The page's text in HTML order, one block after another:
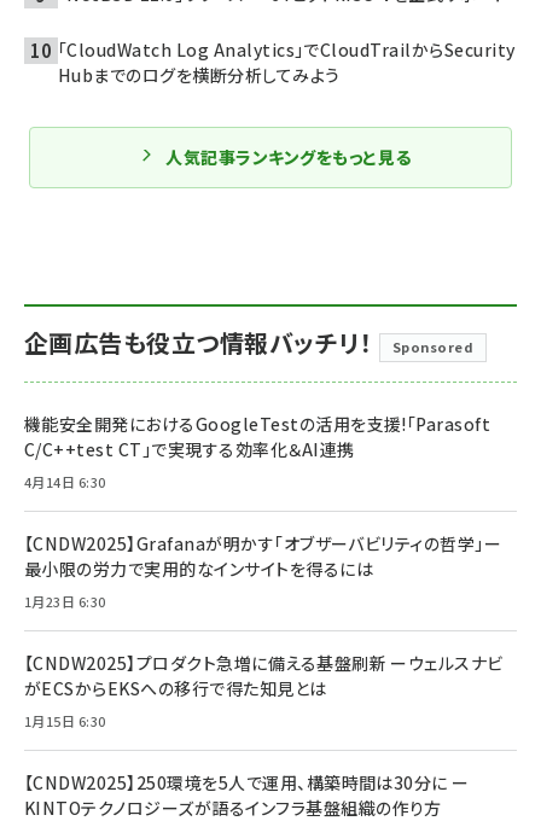
「CloudWatch Log Analytics」でCloudTrailからSecurity
Hubまでのログを横断分析してみよう
人気記事ランキングをもっと見る
企画広告も役立つ情報バッチリ！ Sponsored
機能安全開発におけるGoogleTestの活用を支援!「Parasoft
C/C++test CT」で実現する効率化＆AI連携
4月14日 6:30
【CNDW2025】Grafanaが明かす「オブザーバビリティの哲学」ー
最小限の労力で実用的なインサイトを得るには
1月23日 6:30
【CNDW2025】プロダクト急増に備える基盤刷新 ーウェルスナビ
がECSからEKSへの移行で得た知見とは
1月15日 6:30
【CNDW2025】250環境を5人で運用、構築時間は30分に ー
KINTOテクノロジーズが語るインフラ基盤組織の作り方